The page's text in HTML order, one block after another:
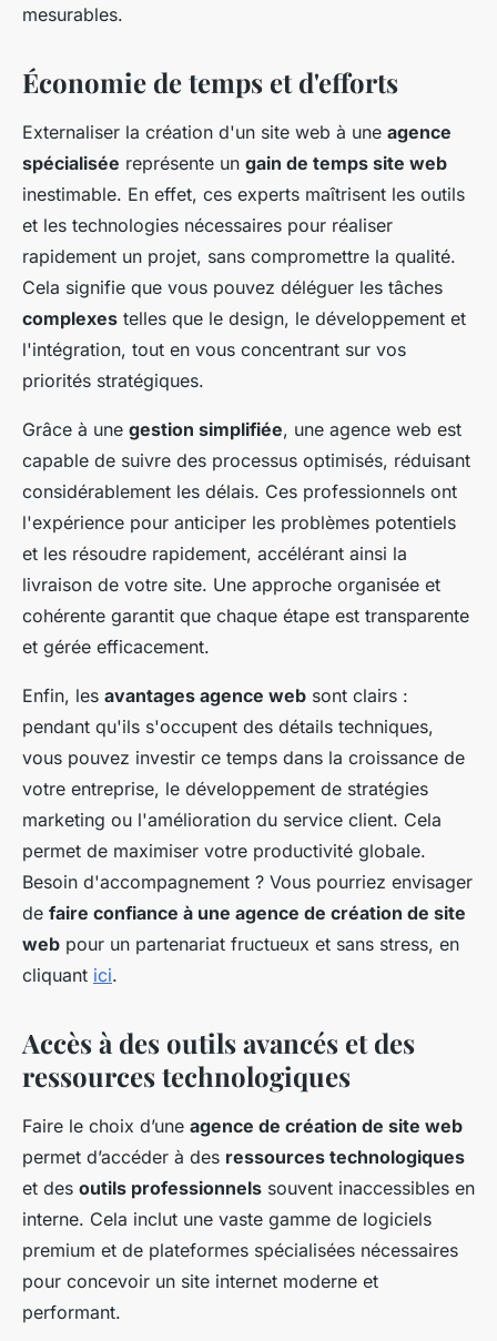
mesurables.
Économie de temps et d'efforts
Externaliser la création d'un site web à une agence
spécialisée représente un gain de temps site web
inestimable. En effet, ces experts maîtrisent les outils
et les technologies nécessaires pour réaliser
rapidement un projet, sans compromettre la qualité.
Cela signifie que vous pouvez déléguer les tâches
complexes telles que le design, le développement et
l'intégration, tout en vous concentrant sur vos
priorités stratégiques.
Grâce à une gestion simplifiée, une agence web est
capable de suivre des processus optimisés, réduisant
considérablement les délais. Ces professionnels ont
l'expérience pour anticiper les problèmes potentiels
et les résoudre rapidement, accélérant ainsi la
livraison de votre site. Une approche organisée et
cohérente garantit que chaque étape est transparente
et gérée efficacement.
Enfin, les avantages agence web sont clairs :
pendant qu'ils s'occupent des détails techniques,
vous pouvez investir ce temps dans la croissance de
votre entreprise, le développement de stratégies
marketing ou l'amélioration du service client. Cela
permet de maximiser votre productivité globale.
Besoin d'accompagnement ? Vous pourriez envisager
de faire confiance à une agence de création de site
web pour un partenariat fructueux et sans stress, en
cliquant ici.
Accès à des outils avancés et des
ressources technologiques
Faire le choix d’une agence de création de site web
permet d’accéder à des ressources technologiques
et des outils professionnels souvent inaccessibles en
interne. Cela inclut une vaste gamme de logiciels
premium et de plateformes spécialisées nécessaires
pour concevoir un site internet moderne et
performant.